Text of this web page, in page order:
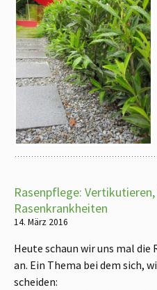
Rasenpflege:
Rasenkrankheiten
14. März 2016
Heute schaun wir uns mal
an. Ein Thema bei dem sich,
scheiden: